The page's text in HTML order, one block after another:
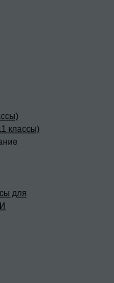
классы)
для